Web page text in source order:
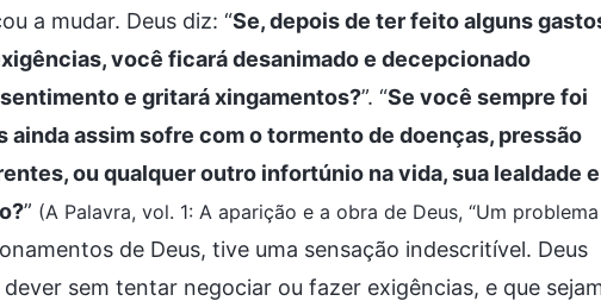
a mudar. Deus diz: “Se, depois de ter feito alguns
você ficará desanimado e decepcionado
e gritará xingamentos?”. “Se você sempre foi
ainda assim sofre com o tormento de doenças, pressão
ou qualquer outro infortúnio na vida, sua lealdade e
” (A Palavra, vol. 1: A aparição e a obra de Deus, “Um problema
de Deus, tive uma sensação indescritível. Deus
sem tentar negociar ou fazer exigências, e que